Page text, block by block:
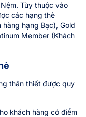
Tùy thuộc vào
các hạng thẻ
hạng Bạc), Gold
Member (Khách
thân thiết được quy
khách hàng có điểm